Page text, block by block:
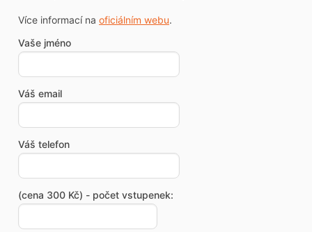
Více informací na oficiálním webu.
Vaše jméno
Váš email
Váš telefon
(cena 300 Kč) - počet vstupenek: